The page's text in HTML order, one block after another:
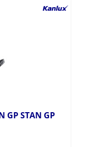
STAN GP